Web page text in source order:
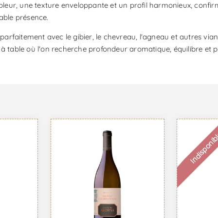
une texture enveloppante et un profil harmonieux,
présence.
avec le gibier, le chevreau, l'agneau et autres
table où l'on recherche profondeur aromatique, équilibre et